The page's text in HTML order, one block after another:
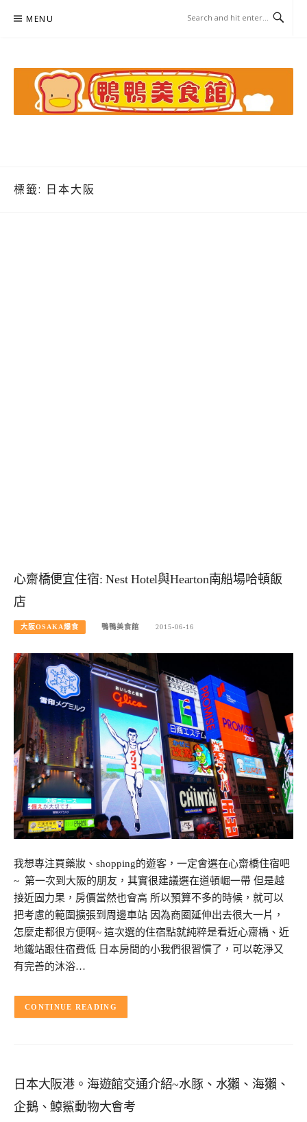
MENU
標籤: 日本大阪
心齋橋便宜住宿: Nest Hotel與Hearton南船場哈頓飯
店
大阪OSAKA爆食 鴨鴨美食館 2015-06-16
我想專注買藥妝、shopping的遊客，一定會選在心齋橋住宿吧
~ 第一次到大阪的朋友，其實很建議選在道頓崛一帶 但是越
接近固力果，房價當然也會高 所以預算不多的時候，就可以
把考慮的範圍擴張到周邊車站 因為商圈延伸出去很大一片，
怎麼走都很方便啊~ 這次選的住宿點就純粹是看近心齋橋、近
地鐵站跟住宿費低 日本房間的小我們很習慣了，可以乾淨又
有完善的沐浴…
CONTINUE READING
日本大阪港。海遊館交通介紹~水豚、水獺、海獺、
企鵝、鯨鯊動物大會考